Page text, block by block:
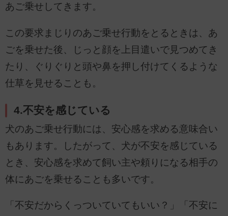
あご乗せしてきます。
この要求まじりのあご乗せ行動をとるときは、あ
ごを乗せた後、じっと顔を上目遣いで見つめてき
たり、ぐりぐりと頭や鼻を押し付けてくるような
仕草を見せることも。
4.不安を感じている
犬のあご乗せ行動には、安心感を求める意味合い
もあります。したがって、犬が不安を感じている
とき、安心感を求めて飼い主や頼りになる相手の
体にあごを乗せることも多いです。
「不安だからくっついていてもいい？」「不安に